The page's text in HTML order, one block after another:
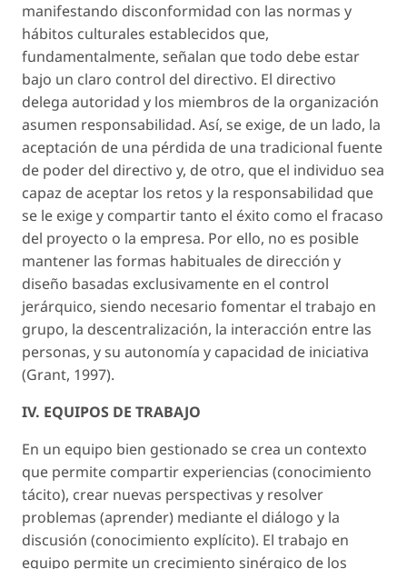
manifestando disconformidad con las normas y
hábitos culturales establecidos que,
fundamentalmente, señalan que todo debe estar
bajo un claro control del directivo. El directivo
delega autoridad y los miembros de la organización
asumen responsabilidad. Así, se exige, de un lado, la
aceptación de una pérdida de una tradicional fuente
de poder del directivo y, de otro, que el individuo sea
capaz de aceptar los retos y la responsabilidad que
se le exige y compartir tanto el éxito como el fracaso
del proyecto o la empresa. Por ello, no es posible
mantener las formas habituales de dirección y
diseño basadas exclusivamente en el control
jerárquico, siendo necesario fomentar el trabajo en
grupo, la descentralización, la interacción entre las
personas, y su autonomía y capacidad de iniciativa
(Grant, 1997).
IV. EQUIPOS DE TRABAJO
En un equipo bien gestionado se crea un contexto
que permite compartir experiencias (conocimiento
tácito), crear nuevas perspectivas y resolver
problemas (aprender) mediante el diálogo y la
discusión (conocimiento explícito). El trabajo en
equipo permite un crecimiento sinérgico de los